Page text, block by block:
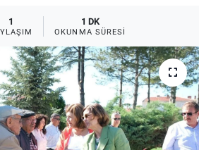
1 1 DK
OKUNMA SÜRESI